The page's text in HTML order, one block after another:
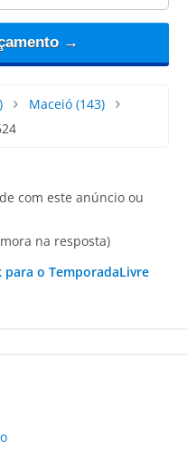
→
Maceió (143)
com este anúncio ou
na resposta)
para o TemporadaLivre